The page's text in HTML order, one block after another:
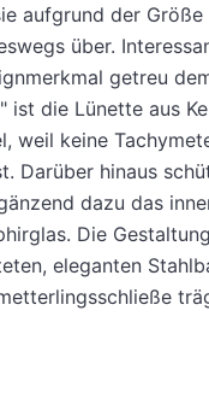
aufgrund der Größe
über.
getreu
ist die Lünette aus
weil keine
Darüber hinaus
dazu das
Die
eleganten